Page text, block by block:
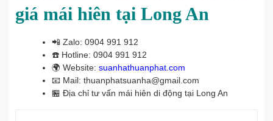
giá mái hiên tại Long An
📲 Zalo: 0904 991 912
☎️ Hotline: 0904 991 912
🌍 Website: suanhathuanphat.com
📧 Mail: thuanphatsuanha@gmail.com
🏪 Địa chỉ tư vấn mái hiên di động tại Long An